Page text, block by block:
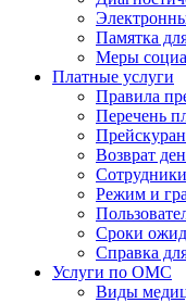
Памятка
Меры
Платные услуги
Правила
Перечень
Возврат
Сотрудники
Режим и
Сроки
Справка
Услуги по ОМС
Виды